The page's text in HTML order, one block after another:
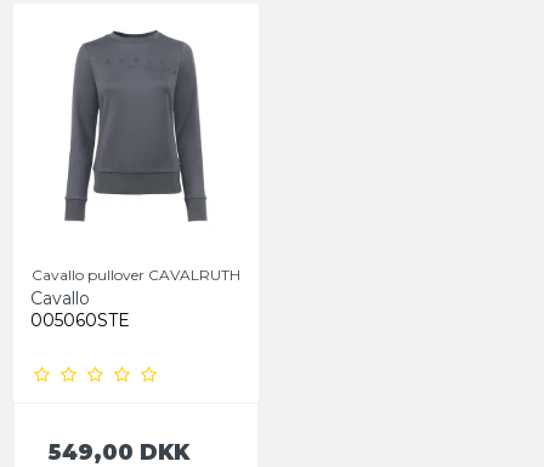
Cavallo pullover CAVALRUTH
Cavallo
005060STE
549,00 DKK